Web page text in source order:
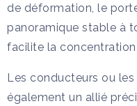
de déformation, le
panoramique stable à
facilite la
Les conducteurs ou
également un allié